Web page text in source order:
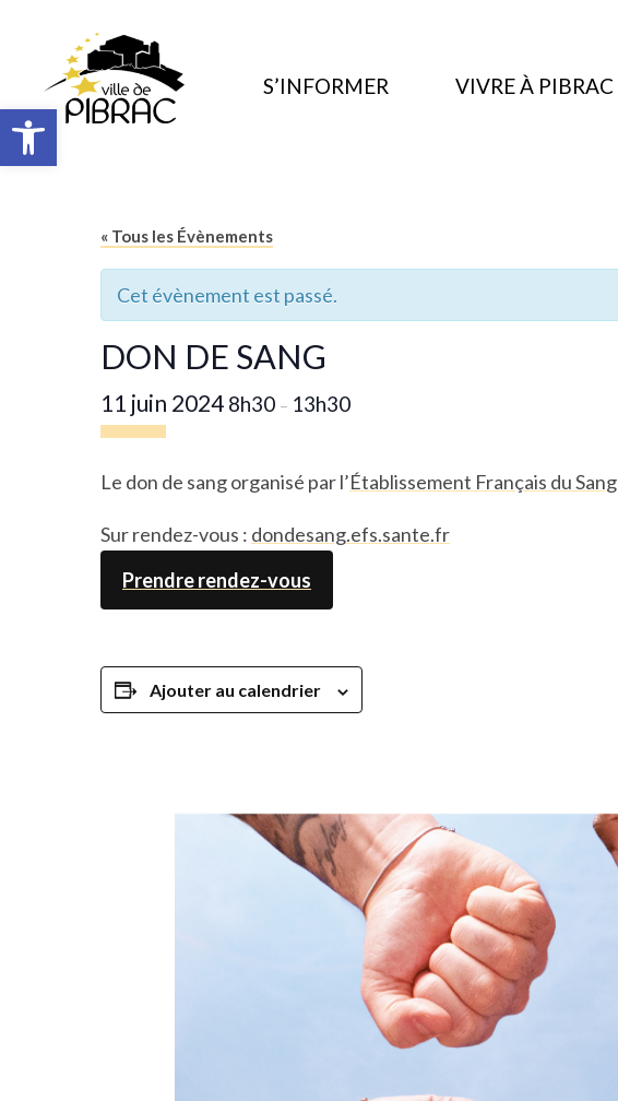
Ouvrir la barre d’outils
S’INFORMER VIVRE À PIBRAC
« Tous les Évènements
Cet évènement est passé.
DON DE SANG
11 juin 2024 8h30 – 13h30
Le don de sang organisé par l’Établissement Français du Sang
Sur rendez-vous : dondesang.efs.sante.fr
Prendre rendez-vous
Ajouter au calendrier